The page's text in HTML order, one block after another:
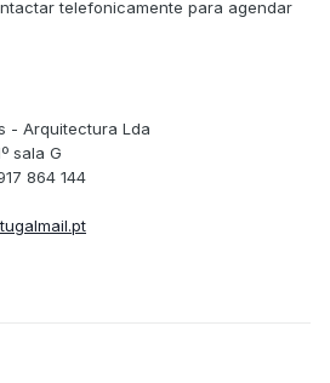
telefonicamente para agendar
- Arquitectura Lda
sala G
864 144